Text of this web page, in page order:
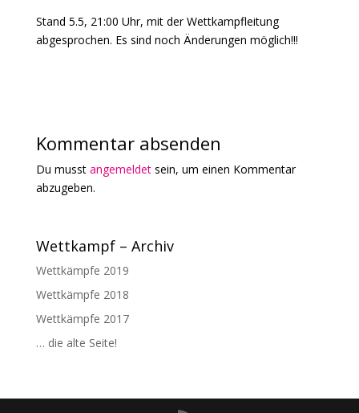
Stand 5.5, 21:00 Uhr, mit der Wettkampfleitung
abgesprochen. Es sind noch Änderungen möglich!!!
Kommentar absenden
Du musst angemeldetsein, um einen Kommentar
abzugeben.
Wettkampf – Archiv
Wettkämpfe 2019
Wettkämpfe 2018
Wettkämpfe 2017
… die alte Seite!